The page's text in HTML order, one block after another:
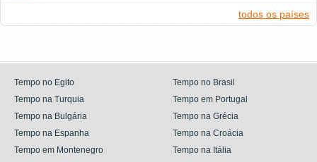
todos os países
Tempo no Egito
Tempo no Brasil
Tempo na Turquia
Tempo em Portugal
Tempo na Bulgária
Tempo na Grécia
Tempo na Espanha
Tempo na Croácia
Tempo em Montenegro
Tempo na Itália